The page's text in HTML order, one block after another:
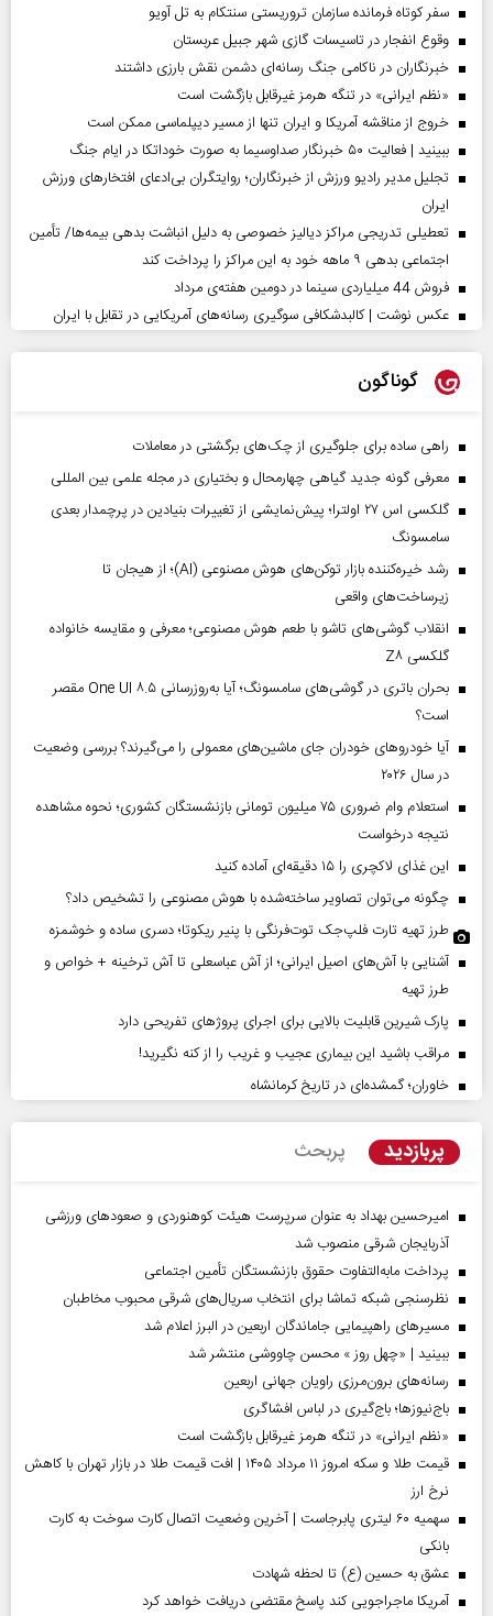
سفر کوتاه فرمانده سازمان تروریستی سنتکام به تل آویو
وقوع انفجار در تاسیسات گازی شهر جبیل عربستان
خبرنگاران در ناکامی جنگ رسانه‌ای دشمن نقش بارزی داشتند
«نظم ایرانی» در تنگه هرمز غیرقابل بازگشت است
خروج از مناقشه آمریکا و ایران تنها از مسیر دیپلماسی ممکن است
ببینید | فعالیت ۵۰ خبرنگار صداوسیما به صورت خوداتکا در ایام جنگ
تجلیل مدیر رادیو ورزش از خبرنگاران؛ روایتگران بی‌ادعای افتخارهای ورزش
ایران
تعطیلی تدریجی مراکز دیالیز خصوصی به دلیل انباشت بدهی بیمه‌ها/ تأمین
اجتماعی بدهی ۹ ماهه خود به این مراکز را پرداخت کند
فروش 44 میلیاردی سینما در دومین هفته‌ی مرداد
عکس نوشت | کالبدشکافی سوگیری رسانه‌های آمریکایی در تقابل با ایران
گوناگون
راهی ساده برای جلوگیری از چک‌های برگشتی در معاملات
معرفی گونه جدید گیاهی چهارمحال و بختیاری در مجله علمی بین المللی
گلکسی اس ۲۷ اولترا؛ پیش‌نمایشی از تغییرات بنیادین در پرچمدار بعدی
سامسونگ
رشد خیره‌کننده بازار توکن‌های هوش مصنوعی (AI)؛ از هیجان تا
زیرساخت‌های واقعی
انقلاب گوشی‌های تاشو‌ با طعم هوش مصنوعی؛ معرفی و مقایسه خانواده
گلکسی Z۸
بحران باتری در گوشی‌های سامسونگ؛ آیا به‌روزرسانی One UI ۸.۵ مقصر
است؟
آیا خودروهای خودران جای ماشین‌های معمولی را می‌گیرند؟ بررسی وضعیت
در سال ۲۰۲۶
استعلام وام ضروری ۷۵ میلیون تومانی بازنشستگان کشوری؛ نحوه مشاهده
نتیجه درخواست
این غذای لاکچری را ۱۵ دقیقه‌ای آماده کنید
چگونه می‌توان تصاویر ساخته‌شده با هوش مصنوعی را تشخیص داد؟
طرز تهیه تارت فلپ‌جک توت‌فرنگی با پنیر ریکوتا؛ دسری ساده و خوشمزه
آشنایی با آش‌های اصیل ایرانی؛ از آش عباسعلی تا آش ترخینه + خواص و
طرز تهیه
پارک شیرین قابلیت‌ بالایی برای اجرای پروژهای تفریحی دارد
مراقب باشید این بیماری عجیب و غریب را از کنه نگیرید!
خاوران؛ گمشده‌ای در تاریخ کرمانشاه
پربازدید پربحث
امیرحسین بهداد به عنوان سرپرست هیئت کوهنوردی و صعودهای ورزشی
آذربایجان شرقی منصوب شد
پرداخت مابه‌التفاوت حقوق بازنشستگان تأمین اجتماعی
نظرسنجی شبکه تماشا برای انتخاب سریال‌های شرقی محبوب مخاطبان
مسیر‌های راهپیمایی جاماندگان اربعین در البرز اعلام شد
ببینید | «چهل روز » محسن چاووشی منتشر شد
رسانه‌های برون‌مرزی راویان جهانی اربعین
باج‌نیوزها؛ باج‌گیری در لباس افشاگری
«نظم ایرانی» در تنگه هرمز غیرقابل بازگشت است
قیمت طلا و سکه امروز ۱۱ مرداد ۱۴۰۵ | افت قیمت طلا در بازار تهران با کاهش
نرخ ارز
سهمیه ۶۰ لیتری پابرجاست | آخرین وضعیت اتصال کارت سوخت به کارت
بانکی
عشق به حسین (ع) تا لحظه شهادت
آمریکا ماجراجویی کند پاسخ مقتضی دریافت خواهد کرد